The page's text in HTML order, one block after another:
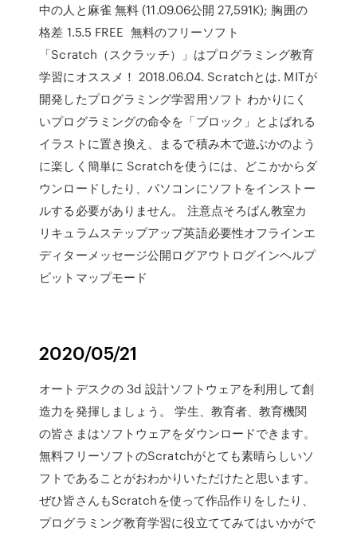
中の人と麻雀 無料 (11.09.06公開 27,591K); 胸囲の
格差 1.5.5 FREE 無料のフリーソフト
「Scratch（スクラッチ）」はプログラミング教育
学習にオススメ！ 2018.06.04. Scratchとは. MITが
開発したプログラミング学習用ソフト わかりにく
いプログラミングの命令を「ブロック」とよばれる
イラストに置き換え、まるで積み木で遊ぶかのよう
に楽しく簡単に Scratchを使うには、どこかからダ
ウンロードしたり、パソコンにソフトをインストー
ルする必要がありません。 注意点そろばん教室カ
リキュラムステップアップ英語必要性オフラインエ
ディターメッセージ公開ログアウトログインヘルプ
ビットマップモード
2020/05/21
オートデスクの 3d 設計ソフトウェアを利用して創
造力を発揮しましょう。 学生、教育者、教育機関
の皆さまはソフトウェアをダウンロードできます。
無料フリーソフトのScratchがとても素晴らしいソ
フトであることがおわかりいただけたと思います。
ぜひ皆さんもScratchを使って作品作りをしたり、
プログラミング教育学習に役立ててみてはいかがで